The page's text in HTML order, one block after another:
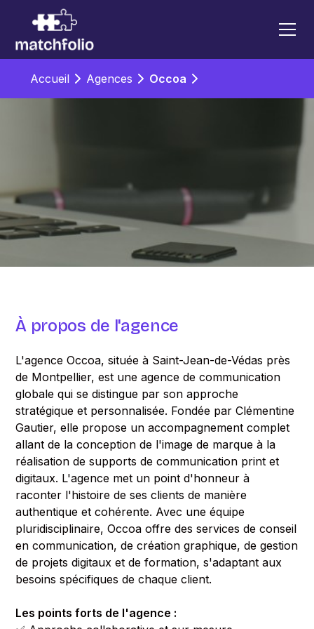
Accueil Agences Occoa
À propos de l'agence
L'agence Occoa, située à Saint-Jean-de-Védas près
de Montpellier, est une agence de communication
globale qui se distingue par son approche
stratégique et personnalisée. Fondée par Clémentine
Gautier, elle propose un accompagnement complet
allant de la conception de l'image de marque à la
réalisation de supports de communication print et
digitaux. L'agence met un point d'honneur à
raconter l'histoire de ses clients de manière
authentique et cohérente. Avec une équipe
pluridisciplinaire, Occoa offre des services de conseil
en communication, de création graphique, de gestion
de projets digitaux et de formation, s'adaptant aux
besoins spécifiques de chaque client.
Les points forts de l'agence :